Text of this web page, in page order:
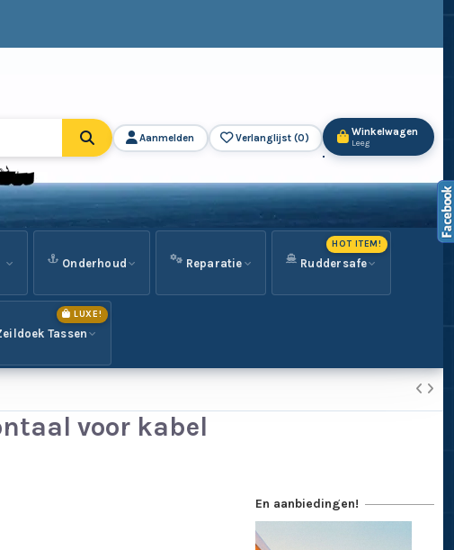
Aanmelden Verlanglijst (0) Winkelwagen
Leeg
Onderhoud Reparatie Ruddersafe
HOT ITEM!
Tassen
LUXE!
voor kabel
En aanbiedingen!